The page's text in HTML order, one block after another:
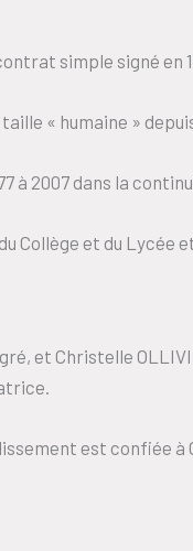
simple signé en
« humaine »
à 2007 dans la
Collège et du Lycée
et Christelle
est confiée à